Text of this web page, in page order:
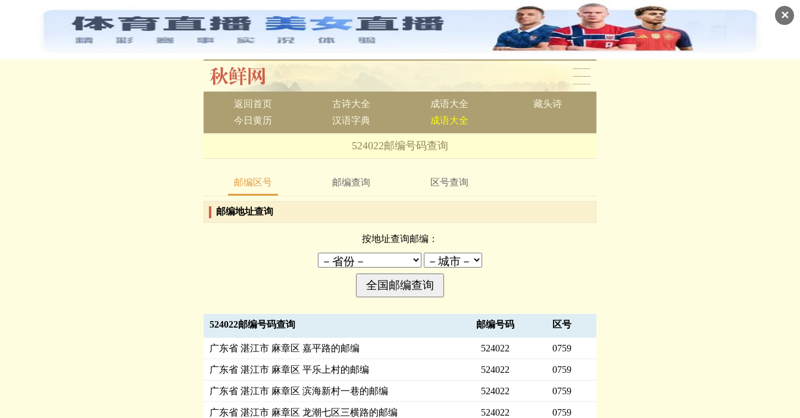
✕
返回首页 古诗大全 成语大全
藏头诗
今日黄历
汉语字典 成语大全
524022邮编号码查询
邮编区号 邮编查询 区号查询
邮编地址查询
按地址查询邮编：
524022邮编号码查询 邮编号码 区号
广东省 湛江市 麻章区 嘉平路的邮编 524022 0759
广东省 湛江市 麻章区 平乐上村的邮编 524022 0759
广东省 湛江市 麻章区 滨海新村一巷的邮编 524022 0759
广东省 湛江市 麻章区 龙潮七区三横路的邮编 524022 0759